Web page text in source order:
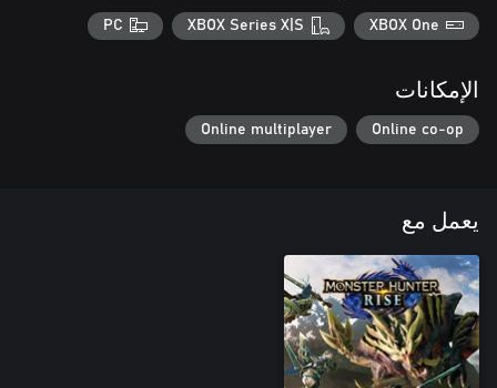
XBOX One
XBOX Series X|S
PC
الإمكانات
Online co-op
Online multiplayer
يعمل مع